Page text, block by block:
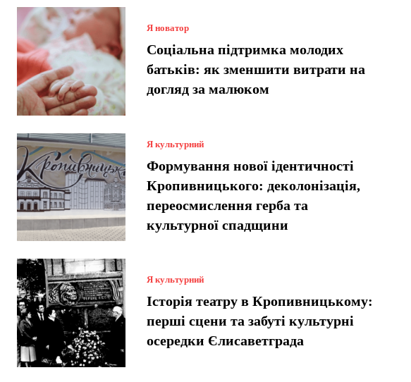
Я новатор
Соціальна підтримка молодих
батьків: як зменшити витрати на
догляд за малюком
Я культурний
Формування нової ідентичності
Кропивницького: деколонізація,
переосмислення герба та
культурної спадщини
Я культурний
Історія театру в Кропивницькому:
перші сцени та забуті культурні
осередки Єлисаветграда